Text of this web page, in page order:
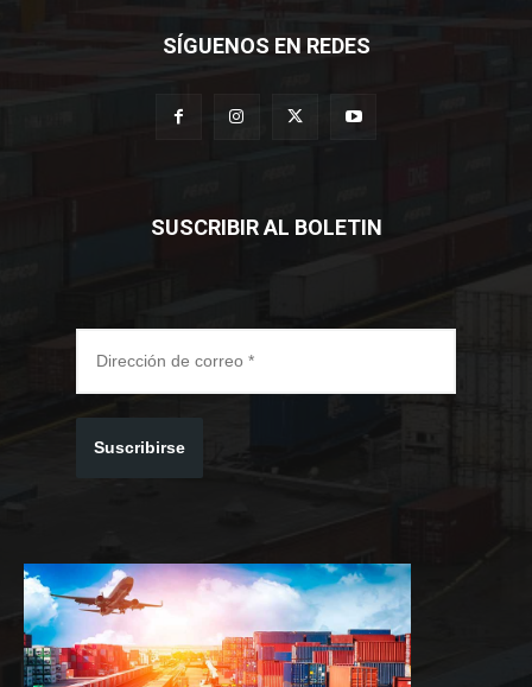
SÍGUENOS EN REDES
SUSCRIBIR AL BOLETIN
Suscribirse